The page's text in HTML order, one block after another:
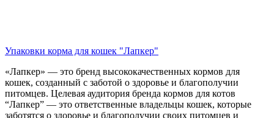
Упаковки корма для кошек "Лапкер"
«Лапкер» — это бренд высококачественных кормов для
кошек, созданный с заботой о здоровье и благополучии
питомцев. Целевая аудитория бренда кормов для котов
“Лапкер” — это ответственные владельцы кошек, которые
заботятся о здоровье и благополучии своих питомцев и